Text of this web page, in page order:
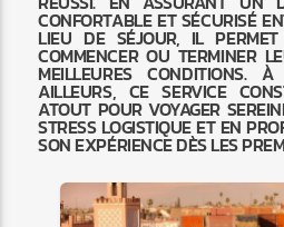
CONFORTABLE ET SÉCURISÉ
LIEU DE SÉJOUR, IL
COMMENCER OU TERMINER
MEILLEURES CONDITIONS.
AILLEURS, CE SERVICE
ATOUT POUR VOYAGER
STRESS LOGISTIQUE ET EN
SON EXPÉRIENCE DÈS LES